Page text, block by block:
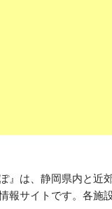
』は、静岡県内と近
報サイトです。各施